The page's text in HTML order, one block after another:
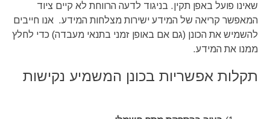
שאינו פועל באפן תקין. בניגוד לדעה הרווחת לא קיים ציוד
המאפשר קריאה של המידע ישירות מצלחות המידע. אנו חייבים
להשמיש את הכונן (גם אם באופן זמני בתנאי מעבדה) כדי לחלץ
ממנו את המידע.
תקלות אפשריות בכונן המשמיע נקישות